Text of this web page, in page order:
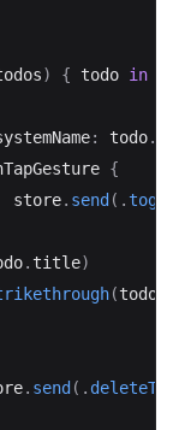
) { todo in
: todo.
{
store
. send ( .
. title)
(todo
. send ( . deleteTodo